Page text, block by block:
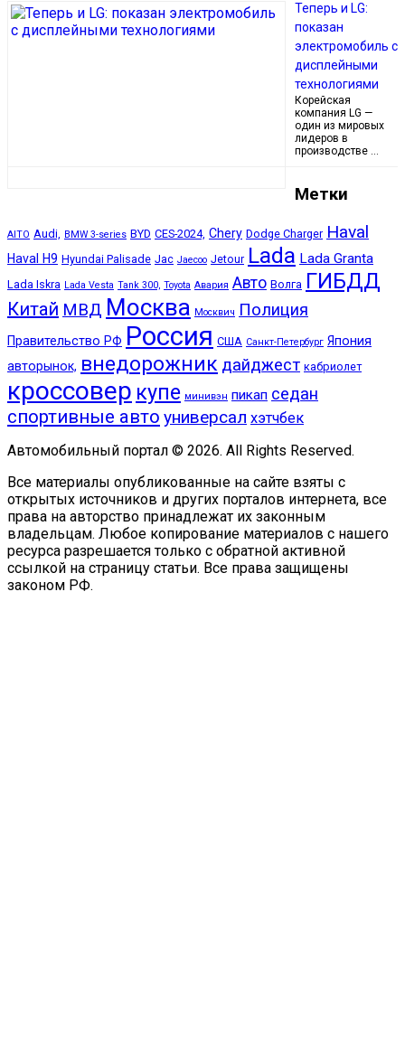
Теперь и LG:
показан
электромобиль с
дисплейными
технологиями
Корейская
компания LG —
один из мировых
лидеров в
производстве …
Метки
AITO Audi, BMW 3-series BYD CES-2024, Chery Dodge Charger Haval
Haval H9 Hyundai Palisade Jac Jaecoo Jetour Lada Lada Granta
Lada Iskra Lada Vesta Tank 300, Toyota Авария Авто Волга ГИБДД
Китай МВД Москва Москвич Полиция
Правительство РФ Россия США Санкт-Петербург Япония
авторынок, внедорожник дайджест кабриолет
кроссовер купе минивэн пикап седан
спортивные авто универсал хэтчбек
Автомобильный портал © 2026. All Rights Reserved.
Все материалы опубликованные на сайте взяты с
открытых источников и других порталов интернета, все
права на авторство принадлежат их законным
владельцам. Любое копирование материалов с нашего
ресурса разрешается только с обратной активной
ссылкой на страницу статьи. Все права защищены
законом РФ.